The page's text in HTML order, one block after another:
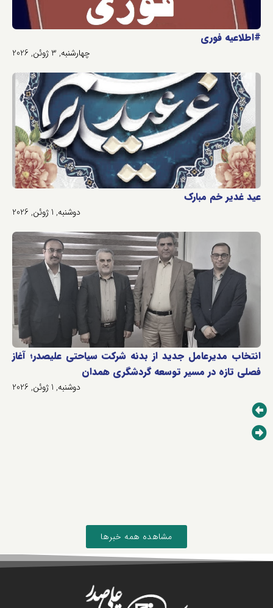
#اطلاعیه فوری
چهارشنبه, 3 ژوئن, 2026
عید غدیر خم مبارک
دوشنبه, 1 ژوئن, 2026
انتخاب مدیرعامل جدید از بدنه شرکت سیاحتی علیصدر؛ آغاز
فصلی تازه در مسیر توسعه گردشگری همدان
دوشنبه, 1 ژوئن, 2026
مشاهده همه خبرها